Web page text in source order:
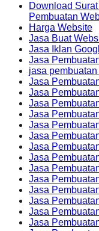
Download
Pembuatan
Harga Website
Jasa Buat
Jasa Iklan
Jasa
jasa
Jasa
Jasa
Jasa
Jasa
Jasa
Jasa
Jasa
Jasa
Jasa
Jasa
Jasa
Jasa
Jasa
Jasa